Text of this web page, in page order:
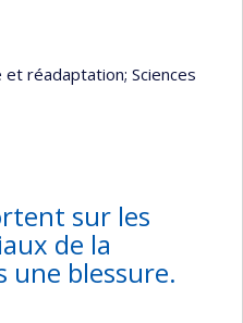
et réadaptation; Sciences
sur les
de la
une blessure.